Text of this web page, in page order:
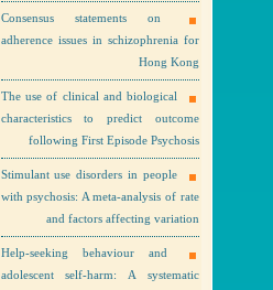
Consensus statements on
adherence issues in schizophrenia for
Hong Kong
The use of clinical and biological
characteristics to predict outcome
following First Episode Psychosis
Stimulant use disorders in people
with psychosis: A meta-analysis of rate
and factors affecting variation
Help-seeking behaviour and
adolescent self-harm: A systematic